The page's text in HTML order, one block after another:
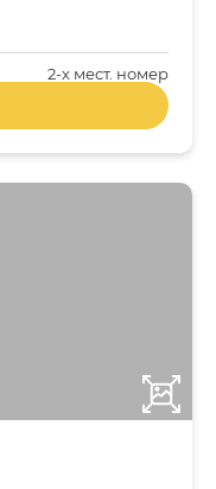
2-x мест. номер